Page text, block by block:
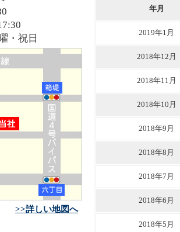
・祝日
>>詳しい地図へ
年月
2019年1月
2018年12月
2018年11月
2018年10月
2018年9月
2018年8月
2018年7月
2018年6月
2018年5月